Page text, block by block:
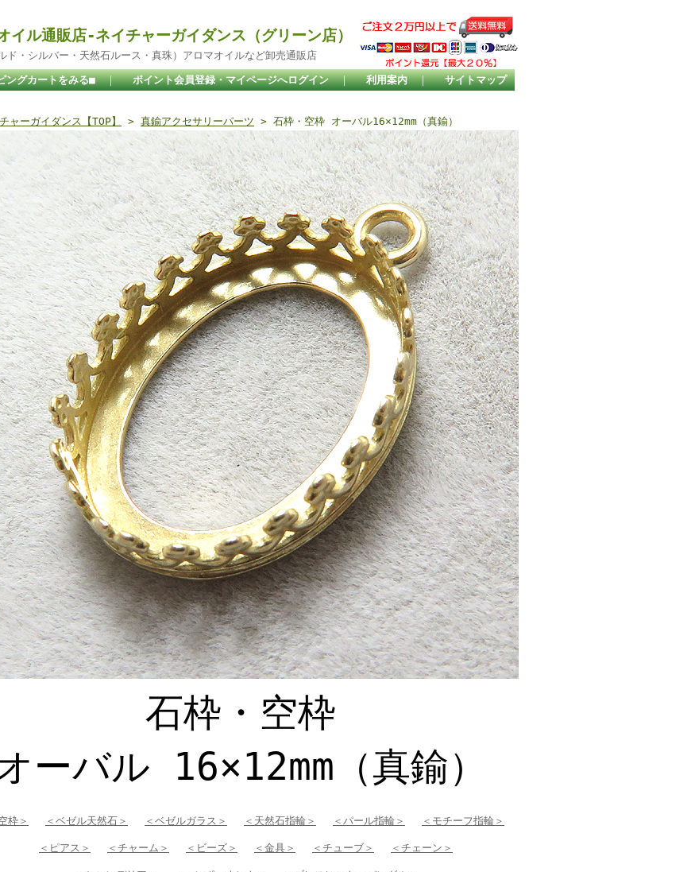
イル通販店-ネイチャーガイダンス（グリーン店）
・シルバー・天然石ルース・真珠）アロマオイルなど卸売通販店
ングカートをみる■ ｜ ポイント会員登録・マイページへログイン ｜ 利用案内 ｜ サイトマップ
ャーガイダンス【TOP】 > 真鍮アクセサリーパーツ > 石枠・空枠 オーバル16×12mm（真鍮）
石枠・空枠
ーバル 16×12mm（真鍮）
枠＞ ＜ベゼル天然石＞ ＜ベゼルガラス＞ ＜天然石指輪＞ ＜パール指輪＞ ＜モチーフ指輪＞
＜ピアス＞ ＜チャーム＞ ＜ビーズ＞ ＜金具＞ ＜チューブ＞ ＜チェーン＞